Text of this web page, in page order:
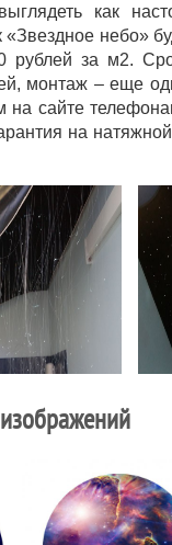
как
небо»
рублей за м2.
монтаж – еще
сайте
на